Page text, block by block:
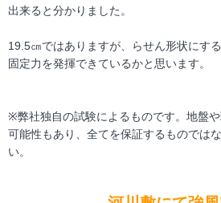
出来ると分かりました。
19.5㎝ではありますが、らせん形状にす
固定力を発揮できているかと思います。
※弊社独自の試験によるものです。地盤
可能性もあり、全てを保証するものでは
い。